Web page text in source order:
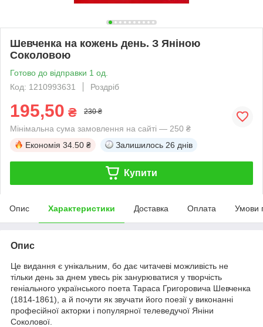
Шевченка на кожень день. З Яніною
Соколовою
Готово до відправки 1 од.
Код: 1210993631
Роздріб
195,50 ₴ 230 ₴
Мінімальна сума замовлення на сайті — 250 ₴
Економія 34.50 ₴ Залишилось 26 днів
Купити
Опис Характеристики Доставка Оплата Умови
Опис
Це видання є унікальним, бо дає читачеві можливість не
тільки день за днем увесь рік занурюватися у творчість
геніального українського поета Тараса Григоровича Шевченка
(1814-1861), а й почути як звучати його поезії у виконанні
професійної акторки і популярної телеведучої Яніни
Соколової.